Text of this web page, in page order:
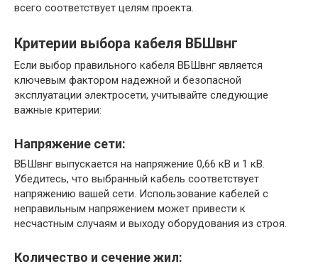
всего соответствует целям проекта.
Критерии выбора кабеля ВБШвнг
Если выбор правильного кабеля ВБШвнг является
ключевым фактором надежной и безопасной
эксплуатации электросети, учитывайте следующие
важные критерии:
Напряжение сети:
ВБШвнг выпускается на напряжение 0,66 кВ и 1 кВ.
Убедитесь, что выбранный кабель соответствует
напряжению вашей сети. ​Использование кабелей с
неправильным напряжением может привести к
несчастным случаям и выходу оборудования из строя.​
Количество и сечение жил: